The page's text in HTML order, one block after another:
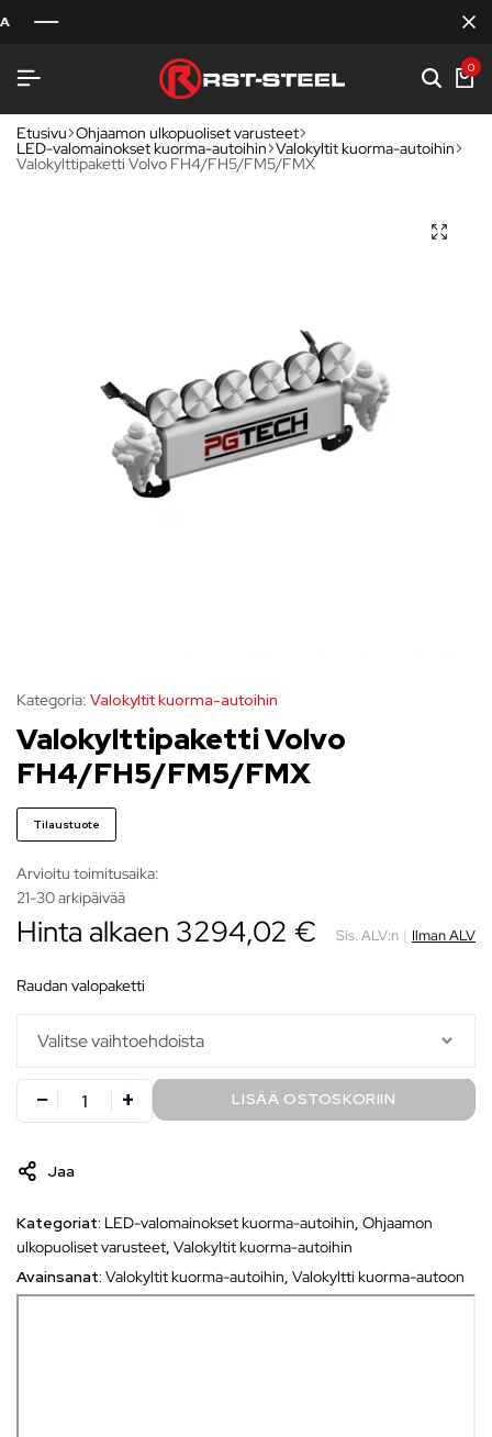
0
Etusivu Ohjaamon ulkopuoliset varusteet
LED-valomainokset kuorma-autoihin Valokyltit kuorma-autoihin
Valokylttipaketti Volvo FH4/FH5/FM5/FMX
Kategoria: Valokyltit kuorma-autoihin
Valokylttipaketti Volvo
FH4/FH5/FM5/FMX
Tilaustuote
Arvioitu toimitusaika:
21-30 arkipäivää
Hinta alkaen 3294,02 € Sis. ALV:n | Ilman ALV
raudan valopaketti
LISÄÄ OSTOSKORIIN
Jaa
Kategoriat: LED-valomainokset kuorma-autoihin, Ohjaamon
ulkopuoliset varusteet, Valokyltit kuorma-autoihin
Avainsanat: Valokyltit kuorma-autoihin, Valokyltti kuorma-autoon